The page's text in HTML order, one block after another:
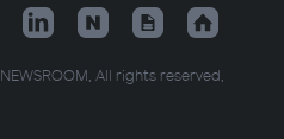
All rights reserved.